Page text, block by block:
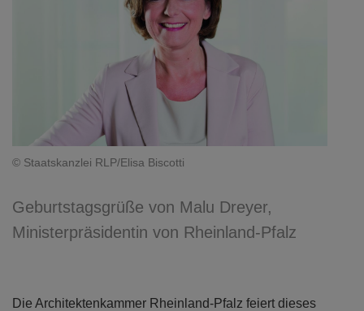
© Staatskanzlei RLP/Elisa Biscotti
Geburtstagsgrüße von Malu Dreyer,
Ministerpräsidentin von Rheinland-Pfalz
Die Architektenkammer Rheinland-Pfalz feiert dieses